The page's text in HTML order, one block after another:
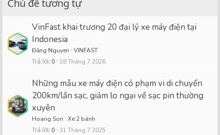
Chủ đề tương tự
VinFast khai trương 20 đại lý xe máy điện tại
Indonesia
Đăng Nguyen VINFAST
Trả lời 0 18 Tháng 7 2026
Những mẫu xe máy điện có phạm vi di chuyển
200km/lần sạc, giảm lo ngại về sạc pin thường
xuyên
Hoang Son Xe 2 bánh
Trả lời 0 31 Tháng 7 2025